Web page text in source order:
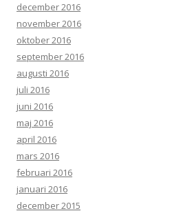
december 2016
november 2016
oktober 2016
september 2016
augusti 2016
juli 2016
juni 2016
maj 2016
april 2016
mars 2016
februari 2016
januari 2016
december 2015